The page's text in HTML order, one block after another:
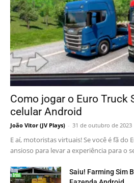
Como jogar o Euro Truck
celular Android
João Vitor (JV Plays) - 31 de outubro de 2023
E aí, motoristas virtuais! Se você é fã do
ansioso para levar a experiência para o
Saiu! Farming Sim